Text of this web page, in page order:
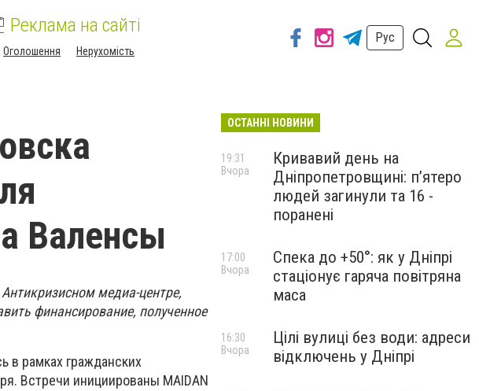
Реклама на сайті
Оголошення Нерухомість
Рус
Валенсы
медиа-центре,
финансирование, полученное
в рамках гражданских
Встречи инициированы MAIDAN
ОСТАННІ НОВИНИ
Кривавий день на
Дніпропетровщині: п’ятеро
людей загинули та 16 -
поранені
19:31
Вчора
Спека до +50°: як у Дніпрі
стаціонує гаряча повітряна
маса
17:00
Вчора
Цілі вулиці без води: адреси
відключень у Дніпрі
16:30
Вчора